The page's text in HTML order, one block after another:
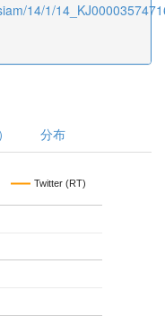
14/1/
分布
Twitter (RT)